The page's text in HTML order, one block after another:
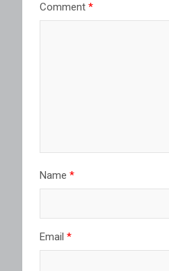
Comment *
Name *
Email *